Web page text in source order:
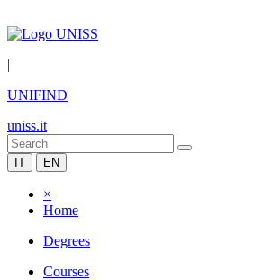
|
UNIFIND
uniss.it
IT EN
×
Home
Degrees
Courses